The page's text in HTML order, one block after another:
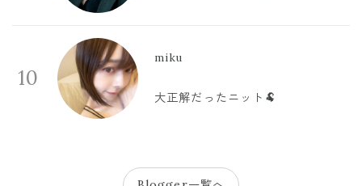
10
miku
大正解だったニット🐏